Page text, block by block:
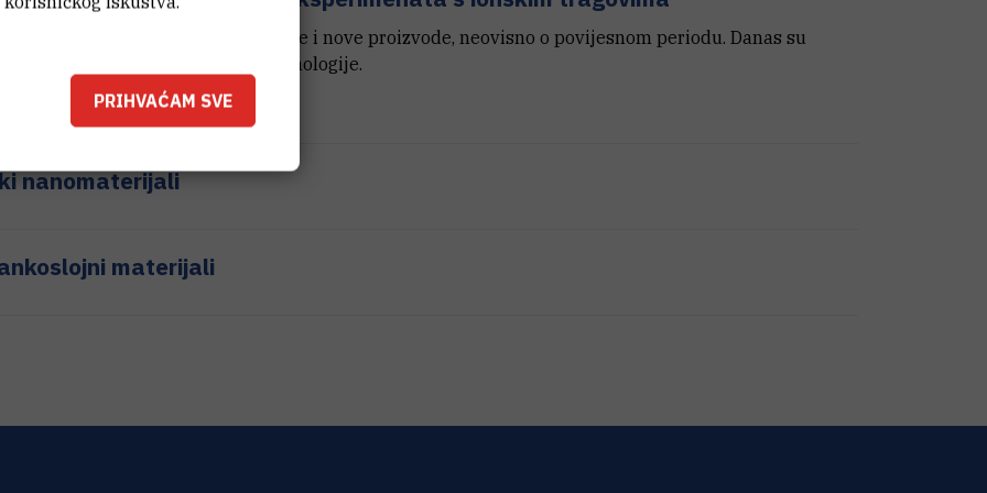
su oduvijek omogućavali inovacije i nove proizvode, neovisno o povijesnom periodu. Danas su
osnova suvremene tehnologije.
nanomaterijali
materijali
PRIHVAĆAM SVE